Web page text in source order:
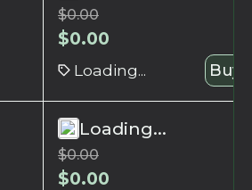
$0.00
$0.00
Loading... Buy
Loading...
$0.00
$0.00